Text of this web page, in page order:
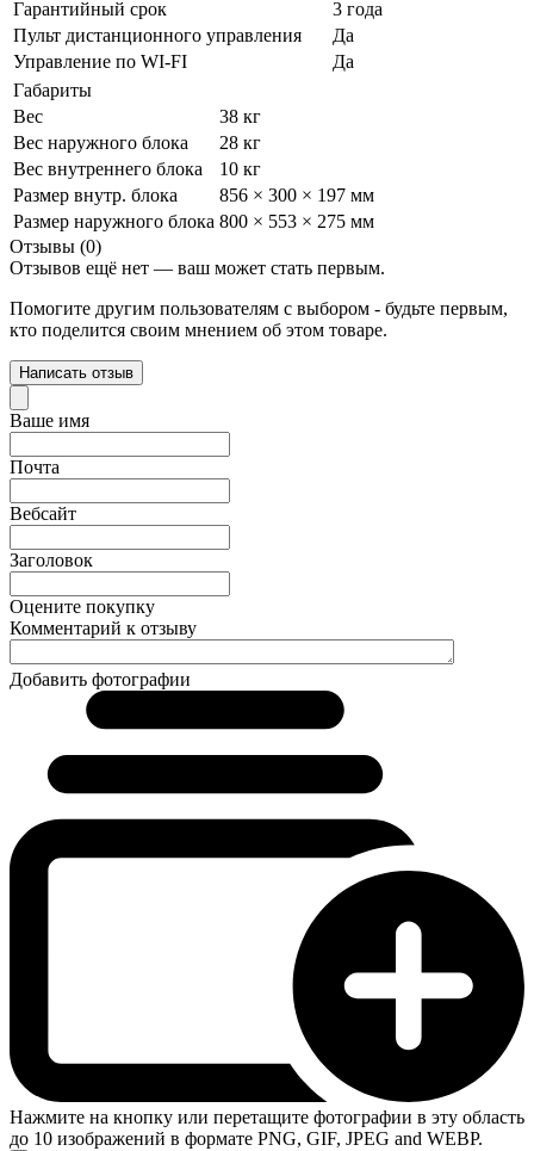
Гарантийный срок
3 года
Пульт дистанционного управления
Да
Управление по WI-FI
Да
Габариты
Вес
38 кг
Вес наружного блока
28 кг
Вес внутреннего блока
10 кг
Размер внутр. блока
856 × 300 × 197 мм
Размер наружного блока 800 × 553 × 275 мм
Отзывы (0)
Отзывов ещё нет — ваш может стать первым.
Помогите другим пользователям с выбором - будьте первым,
кто поделится своим мнением об этом товаре.
Написать отзыв
Ваше имя
Почта
Вебсайт
Заголовок
Оцените покупку
Комментарий к отзыву
Добавить фотографии
Нажмите на кнопку или перетащите фотографии в эту область
до 10 изображений в формате PNG, GIF, JPEG and WEBP.